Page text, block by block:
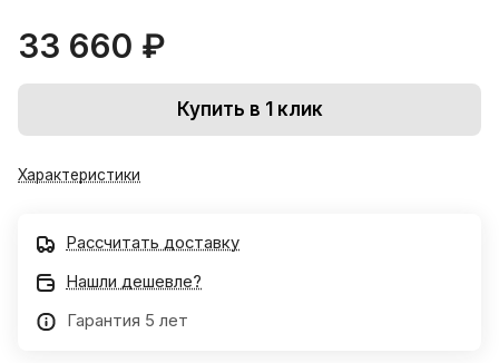
33 660 ₽
Купить в 1 клик
Характеристики
Рассчитать доставку
Нашли дешевле?
Гарантия 5 лет